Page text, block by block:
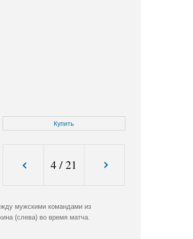
Купить
4 /21
мужскими командами из
(слева) во время матча.